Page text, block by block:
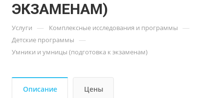
ЭКЗАМЕНАМ)
Услуги — Комплексные исследования и программы —
Детские программы —
Умники и умницы (подготовка к экзаменам)
Описание Цены